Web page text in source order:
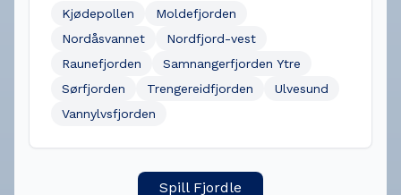
Kjødepollen
Moldefjorden
Nordåsvannet
Nordfjord-vest
Raunefjorden
Samnangerfjorden Ytre
Sørfjorden
Trengereidfjorden
Ulvesund
Vannylvsfjorden
Spill Fjordle